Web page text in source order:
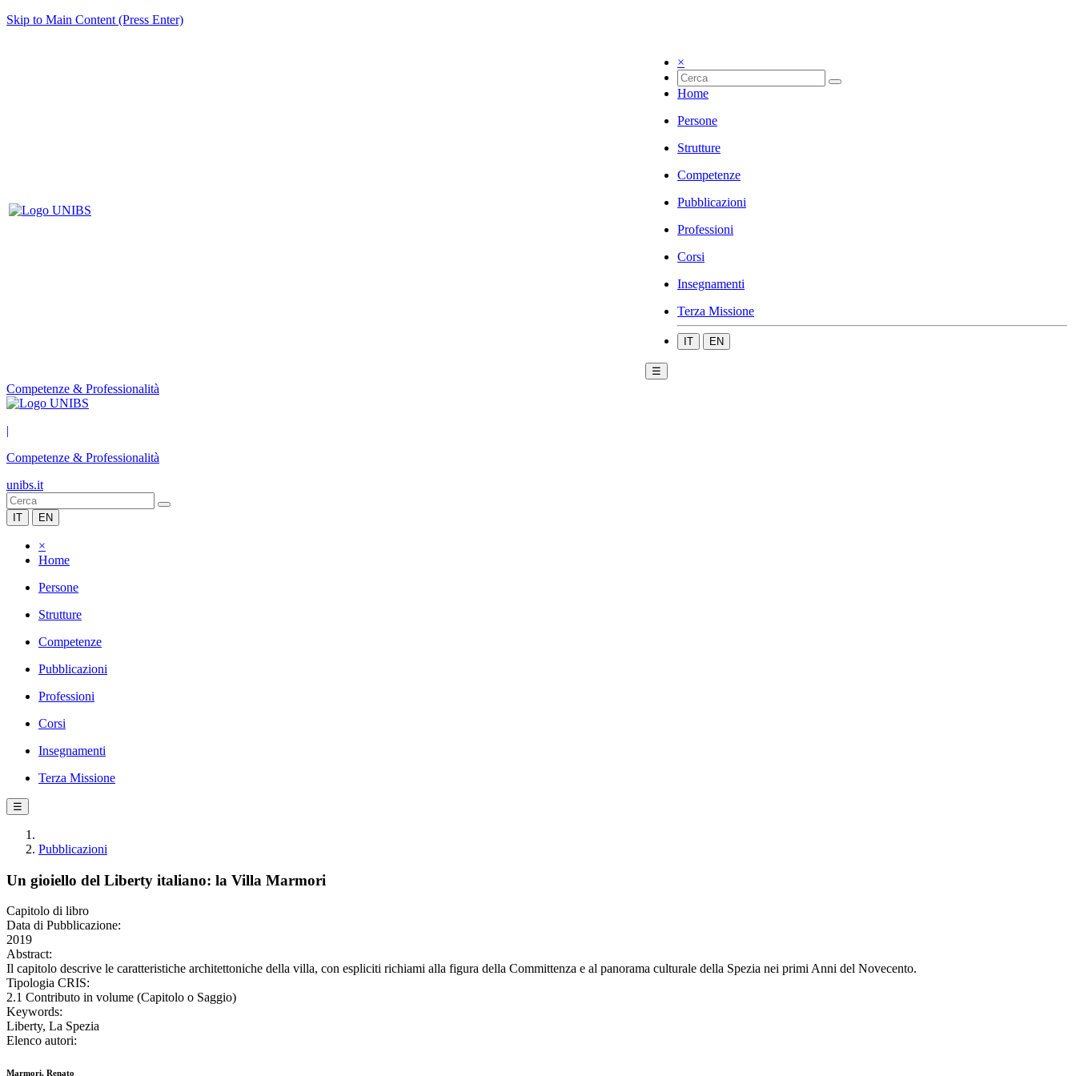
Skip to Main Content (Press Enter)
×
Home
Persone
Strutture
Competenze
Pubblicazioni
Professioni
Corsi
Insegnamenti
Terza Missione
IT EN
☰
Competenze & Professionalità
|
Competenze & Professionalità
unibs.it
IT EN
×
Home
Persone
Strutture
Competenze
Pubblicazioni
Professioni
Corsi
Insegnamenti
Terza Missione
☰
Pubblicazioni
Un gioiello del Liberty italiano: la Villa Marmori
Capitolo di libro
Data di Pubblicazione:
2019
Abstract:
Il capitolo descrive le caratteristiche architettoniche della villa, con espliciti richiami alla figura della Committenza e al panorama culturale della Spezia nei primi Anni del Novecento.
Tipologia CRIS:
2.1 Contributo in volume (Capitolo o Saggio)
Keywords:
Liberty, La Spezia
Elenco autori:
Marmori, Renato